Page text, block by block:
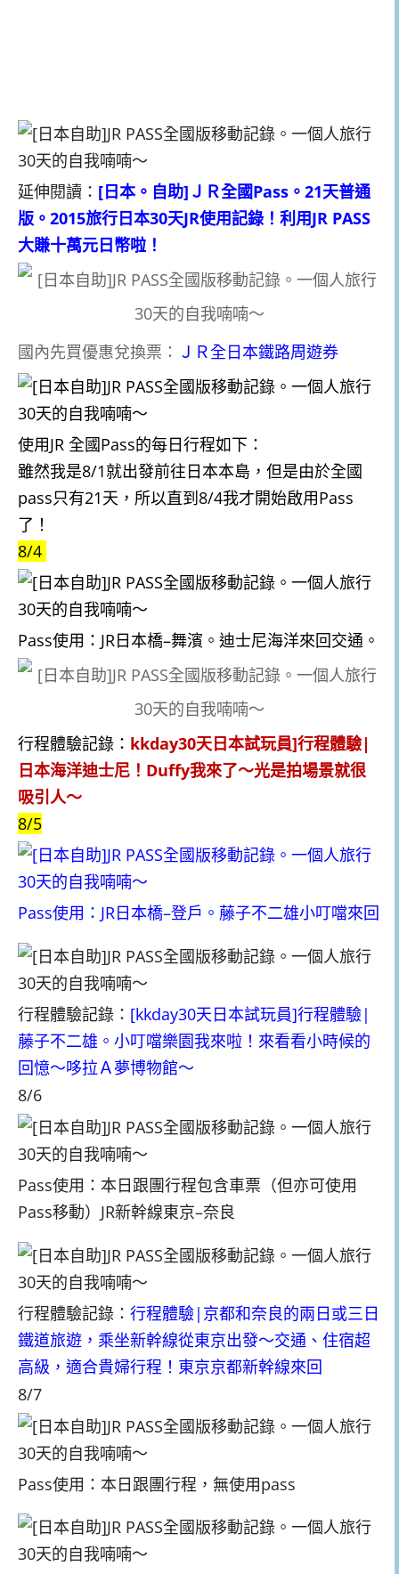
延伸閱讀： [日本。自助]ＪＲ全國Pass。21天普通
版。2015旅行日本30天JR使用記錄！利用JR PASS
大賺十萬元日幣啦！
國內先買優惠兌換票： ＪＲ全日本鐵路周遊券
使用JR 全國Pass的每日行程如下：
雖然我是8/1就出發前往日本本島，但是由於全國
pass只有21天，所以直到8/4我才開始啟用Pass
了！
8/4
Pass使用：JR日本橋–舞濱。迪士尼海洋來回交通。
行程體驗記錄： kkday30天日本試玩員]行程體驗|
日本海洋迪士尼！Duffy我來了～光是拍場景就很
吸引人～
8/5
Pass使用：JR日本橋–登戶。藤子不二雄小叮噹來回
行程體驗記錄： [kkday30天日本試玩員]行程體驗|
藤子不二雄。小叮噹樂園我來啦！來看看小時候的
回憶～哆拉Ａ夢博物館～
8/6
Pass使用：本日跟團行程包含車票（但亦可使用
Pass移動）JR新幹線東京–奈良
行程體驗記錄： 行程體驗|京都和奈良的兩日或三日
鐵道旅遊，乘坐新幹線從東京出發～交通、住宿超
高級，適合貴婦行程！東京京都新幹線來回
8/7
Pass使用：本日跟團行程，無使用pass